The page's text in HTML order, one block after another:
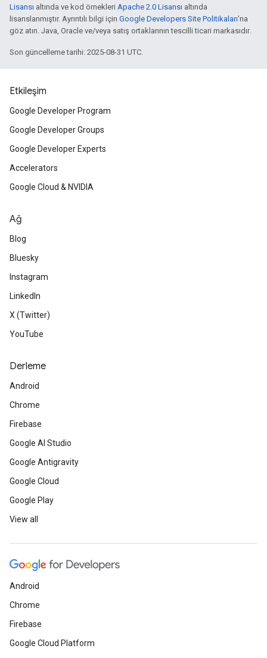
Lisansı altında ve kod örnekleri Apache 2.0 Lisansı altında
lisanslanmıştır. Ayrıntılı bilgi için Google Developers Site Politikaları'na
göz atın. Java, Oracle ve/veya satış ortaklarının tescilli ticari markasıdır.
Son güncelleme tarihi: 2025-08-31 UTC.
Etkileşim
Google Developer Program
Google Developer Groups
Google Developer Experts
Accelerators
Google Cloud & NVIDIA
Ağ
Blog
Bluesky
Instagram
LinkedIn
X (Twitter)
YouTube
Derleme
Android
Chrome
Firebase
Google AI Studio
Google Antigravity
Google Cloud
Google Play
View all
Android
Chrome
Firebase
Google Cloud Platform